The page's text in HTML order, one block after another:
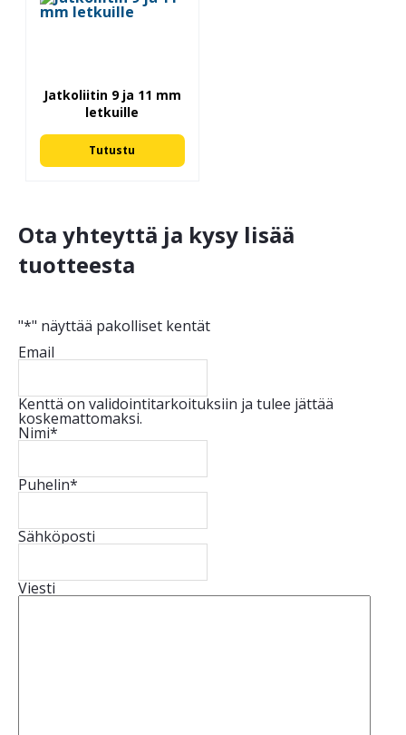
Jatkoliitin 9 ja 11 mm
letkuille
Tutustu
Ota yhteyttä ja kysy lisää
tuotteesta
"*" näyttää pakolliset kentät
Email
Kenttä on validointitarkoituksiin ja tulee jättää
koskemattomaksi.
Nimi*
Puhelin*
Sähköposti
Viesti